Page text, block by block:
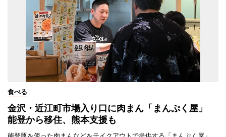
食べる
金沢・近江町市場入り口に肉まん「まんぷく屋」
能登から移住、熊本支援も